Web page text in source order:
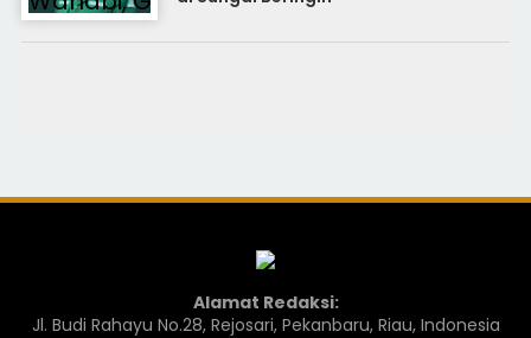
Alamat Redaksi:
Jl. Budi Rahayu No.28, Rejosari, Pekanbaru, Riau, Indonesia